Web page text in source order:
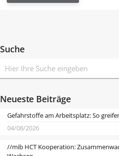
Suche
Neueste Beiträge
Gefahrstoffe am Arbeitsplatz: So
04/08/2026
//mib HCT Kooperation: